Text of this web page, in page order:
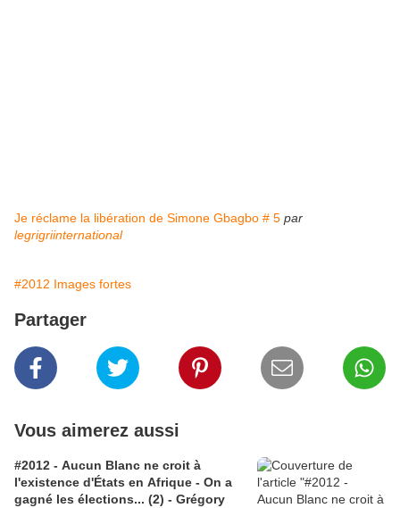
Je réclame la libération de Simone Gbagbo # 5 par
legrigriinternational
#2012 Images fortes
Partager
Vous aimerez aussi
#2012 - Aucun Blanc ne croit à
l'existence d'États en Afrique - On a
gagné les élections... (2) - Grégory